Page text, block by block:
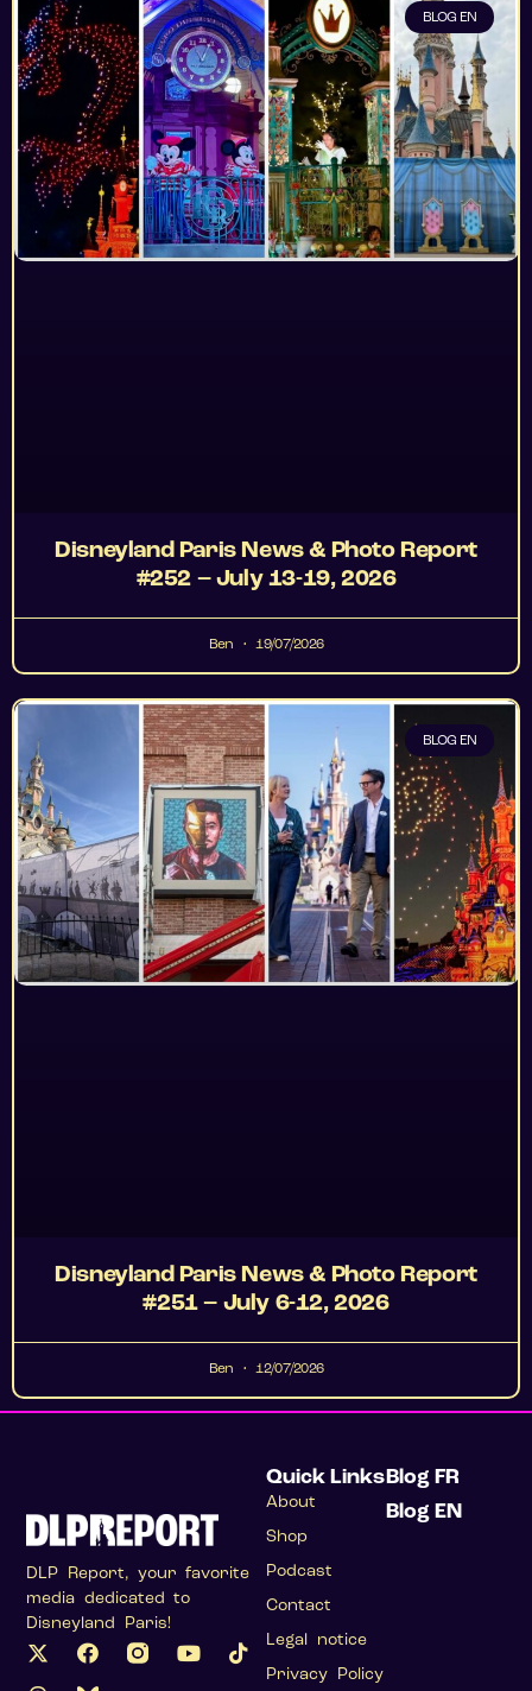
BLOG EN
Disneyland Paris News & Photo Report
#252 – July 13-19, 2026
Ben 19/07/2026
BLOG EN
Disneyland Paris News & Photo Report
#251 – July 6-12, 2026
Ben 12/07/2026
DLP Report, your favorite
media dedicated to
Disneyland Paris!
Blog FR
Blog EN
Quick Links
About
Shop
Podcast
Contact
Legal notice
Privacy Policy